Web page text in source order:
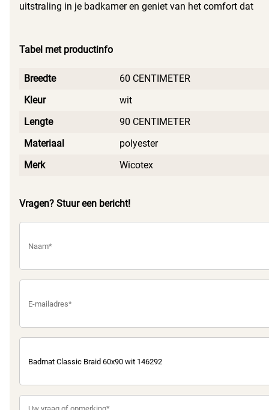
uitstraling in je badkamer en geniet van het comfort dat
Tabel met productinfo
Breedte
60 CENTIMETER
Kleur
wit
Lengte
90 CENTIMETER
Materiaal
polyester
Merk
Wicotex
Vragen? Stuur een bericht!